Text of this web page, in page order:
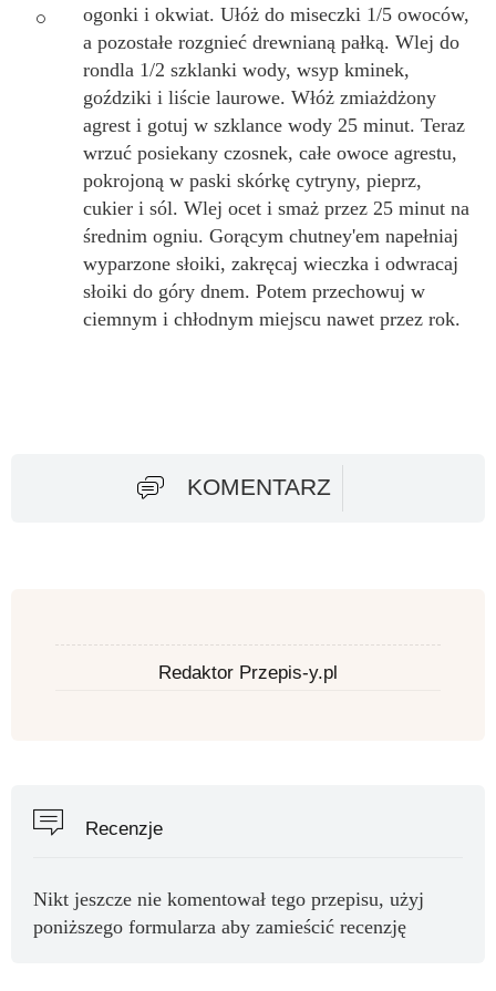
ogonki i okwiat. Ułóż do miseczki 1/5 owoców,
a pozostałe rozgnieć drewnianą pałką. Wlej do
rondla 1/2 szklanki wody, wsyp kminek,
goździki i liście laurowe. Włóż zmiażdżony
agrest i gotuj w szklance wody 25 minut. Teraz
wrzuć posiekany czosnek, całe owoce agrestu,
pokrojoną w paski skórkę cytryny, pieprz,
cukier i sól. Wlej ocet i smaż przez 25 minut na
średnim ogniu. Gorącym chutney'em napełniaj
wyparzone słoiki, zakręcaj wieczka i odwracaj
słoiki do góry dnem. Potem przechowuj w
ciemnym i chłodnym miejscu nawet przez rok.
KOMENTARZ
Redaktor Przepis-y.pl
Recenzje
Nikt jeszcze nie komentował tego przepisu, użyj
poniższego formularza aby zamieścić recenzję